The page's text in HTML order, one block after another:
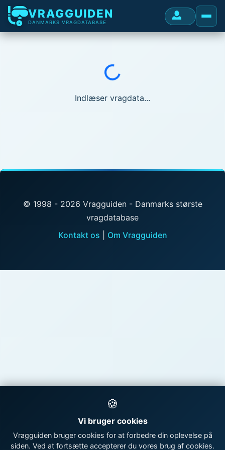
VRAGGUIDEN
DANMARKS VRAGDATABASE
Indlæser...
Indlæser vragdata...
© 1998 - 2026 Vragguiden - Danmarks største
vragdatabase
Kontakt os
Om Vragguiden
🍪
Vi bruger cookies
Vragguiden bruger cookies for at forbedre din oplevelse på
siden. Ved at fortsætte accepterer du vores brug af cookies.